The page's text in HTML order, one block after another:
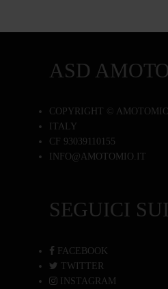
ASD
COPYRIGHT © AMOTOMIO
ITALY
CF 93039110155
INFO@AMOTOMIO.IT
SEGUICI
FACEBOOK
TWITTER
INSTAGRAM